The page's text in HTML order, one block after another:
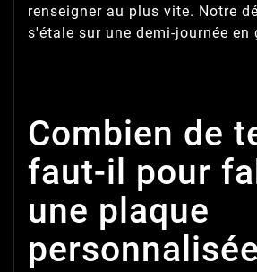
renseigner au plus vite. Notre
s'étale sur une demi-journée en
Combien de
faut-il pour
une plaque